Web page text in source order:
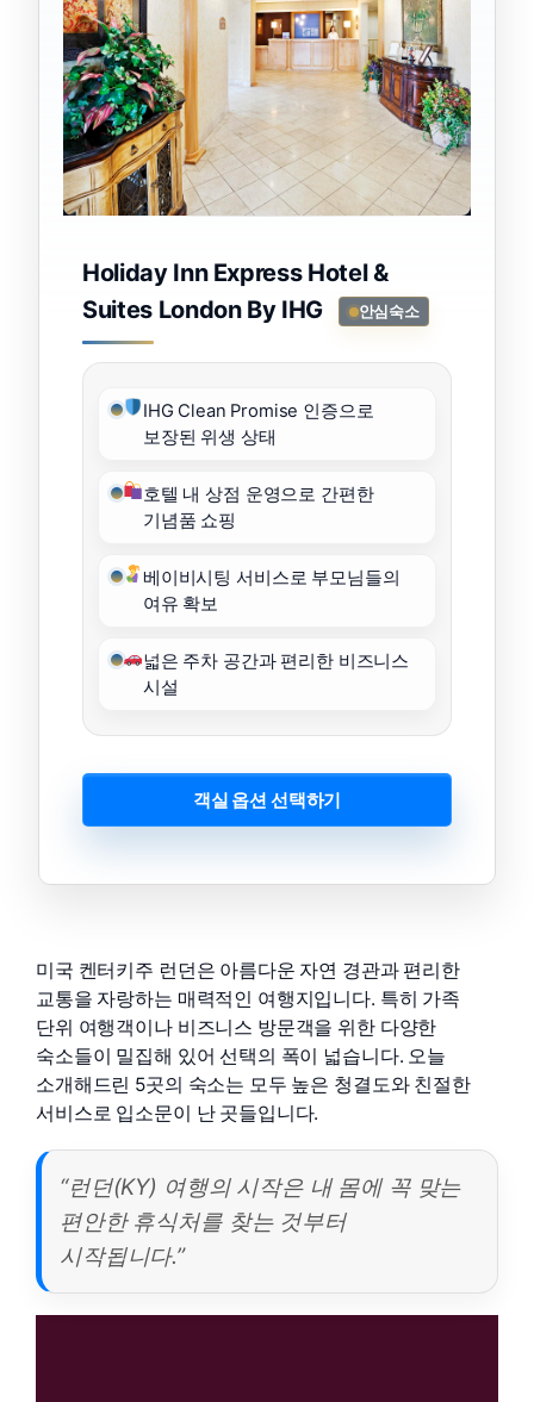
Holiday Inn Express Hotel &
Suites London By IHG
안심숙소
IHG Clean Promise 인증으로
보장된 위생 상태
호텔 내 상점 운영으로 간편한
기념품 쇼핑
베이비시팅 서비스로 부모님들의
여유 확보
넓은 주차 공간과 편리한 비즈니스
시설
객실 옵션 선택하기
미국 켄터키주 런던은 아름다운 자연 경관과 편리한
교통을 자랑하는 매력적인 여행지입니다. 특히 가족
단위 여행객이나 비즈니스 방문객을 위한 다양한
숙소들이 밀집해 있어 선택의 폭이 넓습니다. 오늘
소개해드린 5곳의 숙소는 모두 높은 청결도와 친절한
서비스로 입소문이 난 곳들입니다.
“런던(KY) 여행의 시작은 내 몸에 꼭 맞는
편안한 휴식처를 찾는 것부터
시작됩니다.”